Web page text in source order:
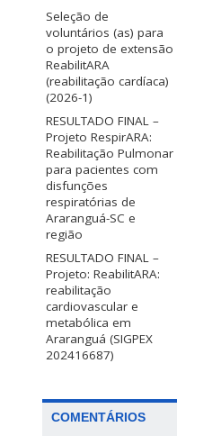
Seleção de
voluntários (as) para
o projeto de extensão
ReabilitARA
(reabilitação cardíaca)
(2026-1)
RESULTADO FINAL –
Projeto RespirARA:
Reabilitação Pulmonar
para pacientes com
disfunções
respiratórias de
Araranguá-SC e
região
RESULTADO FINAL –
Projeto: ReabilitARA:
reabilitação
cardiovascular e
metabólica em
Araranguá (SIGPEX
202416687)
COMENTÁRIOS